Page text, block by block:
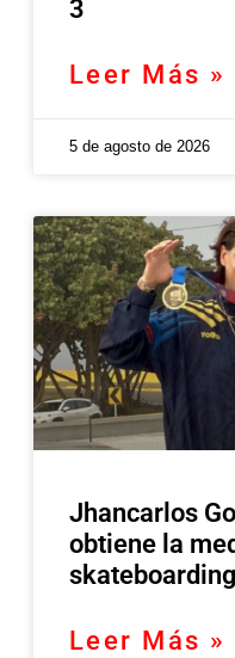
3
Leer Más »
5 de agosto de 2026
Jhancarlos
obtiene la
Leer Más »